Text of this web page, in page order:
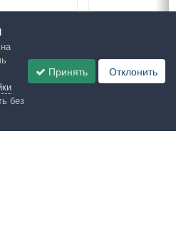
всё
на
без
Принять Отклонить